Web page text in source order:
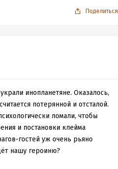
Поделиться
инопланетяне. Оказалось,
потерянной и отсталой.
ломали, чтобы
и постановки клейма
гостей уж очень рьяно
нашу героиню?